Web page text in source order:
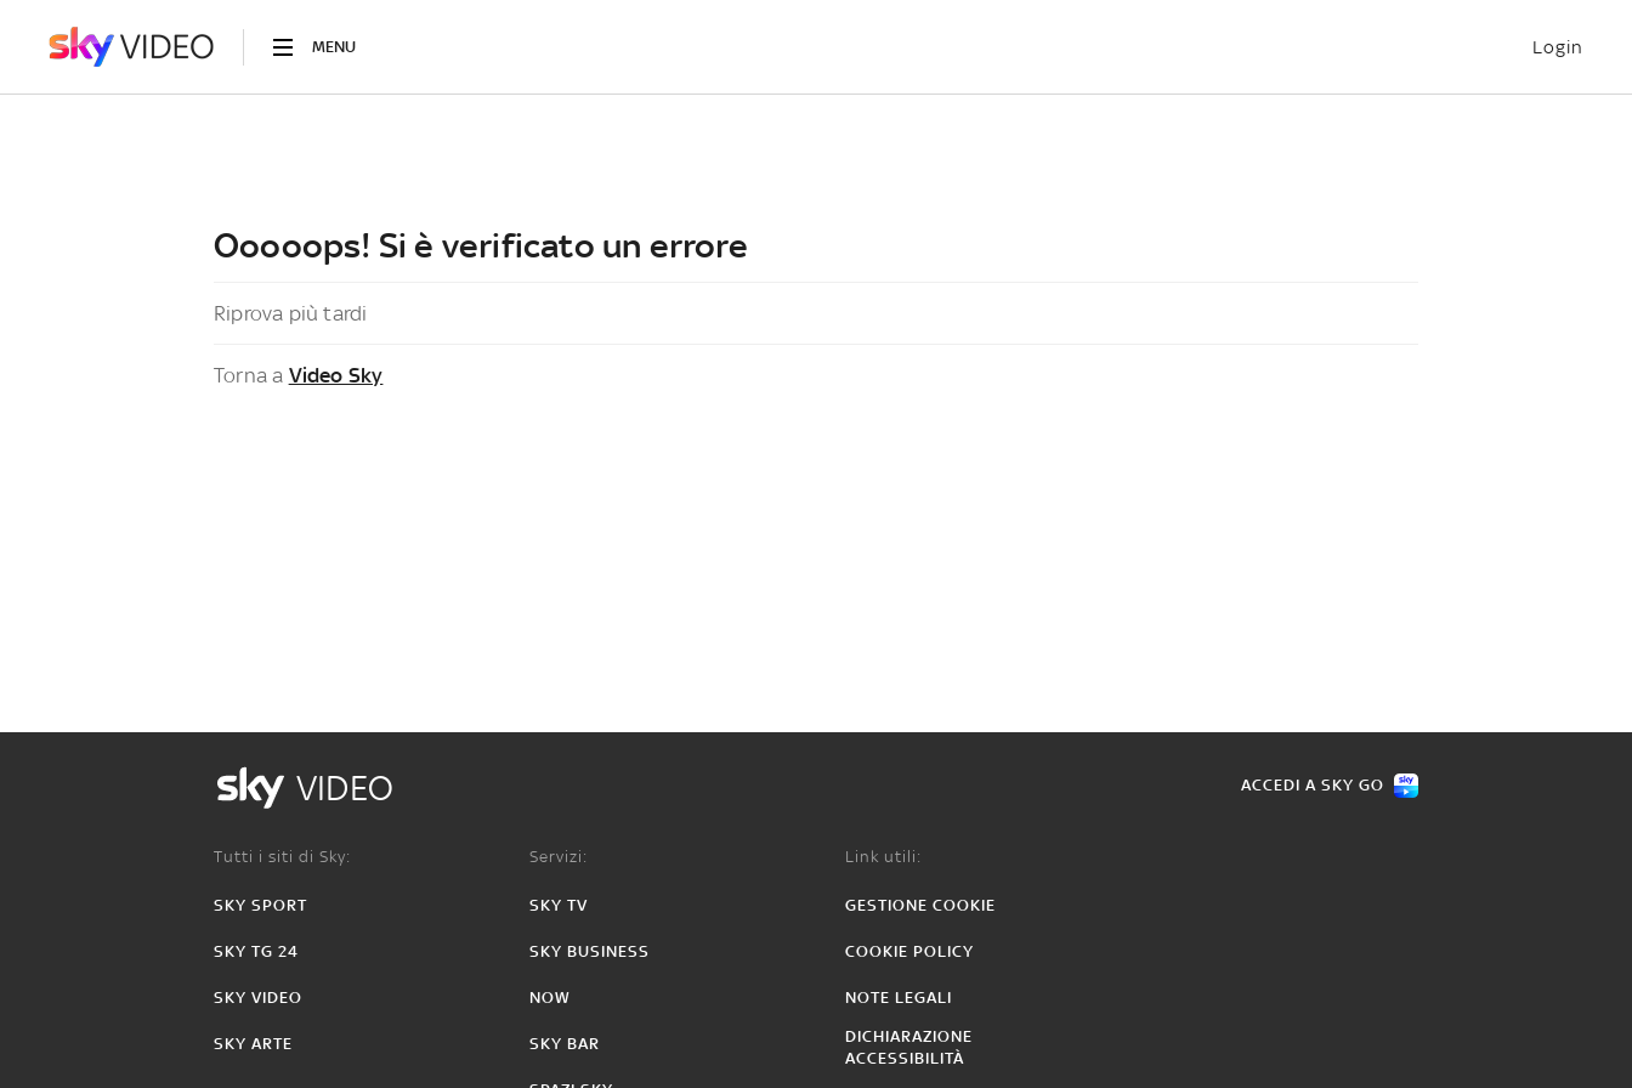
MENU Login
Ooooops! Si è verificato un errore
Riprova più tardi
Torna a Video Sky
VIDEO ACCEDI A SKY GO
Tutti i siti di Sky:
SKY SPORT
SKY TG 24
SKY VIDEO
SKY ARTE
Servizi:
SKY TV
SKY BUSINESS
NOW
SKY BAR
Link utili:
GESTIONE COOKIE
COOKIE POLICY
NOTE LEGALI
DICHIARAZIONE
ACCESSIBILITÀ